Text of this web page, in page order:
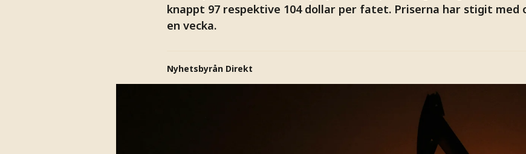
knappt 97 respektive 104 dollar per fatet. Priserna har stigit med
en vecka.
Nyhetsbyrån Direkt